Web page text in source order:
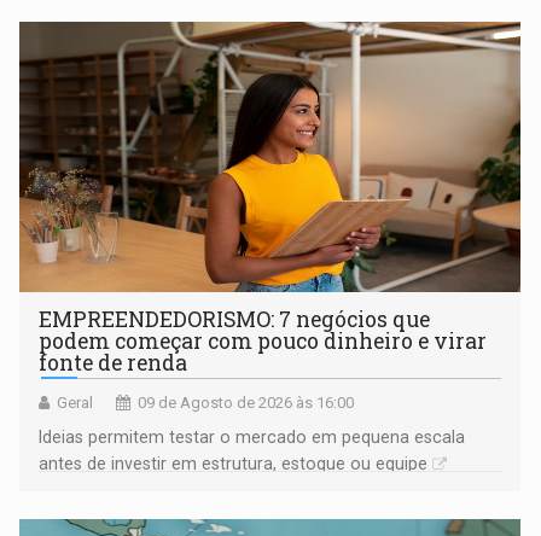
EMPREENDEDORISMO: 7 negócios que
podem começar com pouco dinheiro e virar
fonte de renda
Geral 09 de Agosto de 2026 às 16:00
Ideias permitem testar o mercado em pequena escala
antes de investir em estrutura, estoque ou equipe